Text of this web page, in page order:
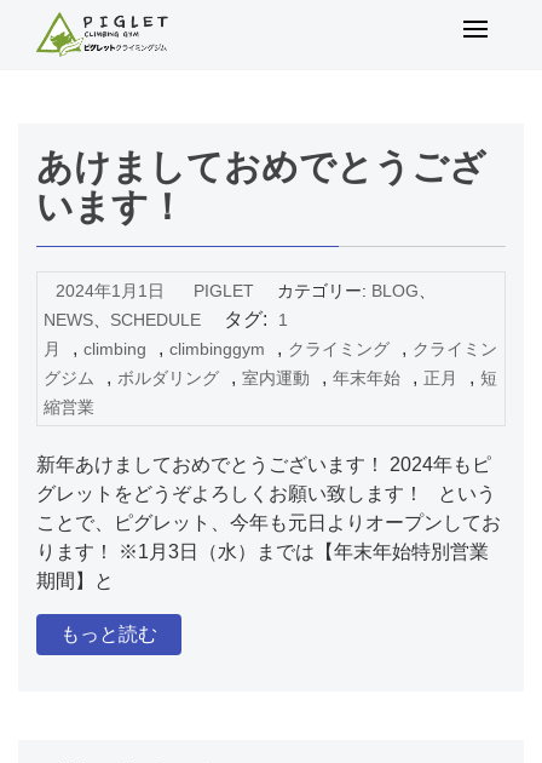
メ
ニ
ュ
あけましておめでとうござ
います！
2024年1月1日 PIGLET カテゴリー: BLOG
NEWS
SCHEDULE タグ:
1
月
, climbing , climbinggym , クライミング , クライミン
グジム
, ボルダリング , 室内運動 , 年末年始 , 正月 , 短
縮営業
新年あけましておめでとうございます！ 2024年もピ
グレットをどうぞよろしくお願い致します！ という
ことで、ピグレット、今年も元日よりオープンしてお
ります！ ※1月3日（水）までは【年末年始特別営業
期間】と
もっと読む